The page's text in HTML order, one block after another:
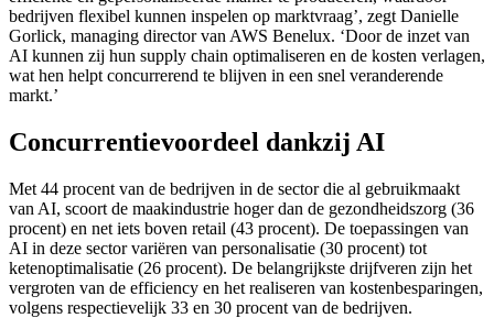
bedrijven flexibel kunnen inspelen op marktvraag’, zegt Danielle
Gorlick, managing director van AWS Benelux. ‘Door de inzet van
AI kunnen zij hun supply chain optimaliseren en de kosten verlagen,
wat hen helpt concurrerend te blijven in een snel veranderende
markt.’
Concurrentievoordeel dankzij AI
Met 44 procent van de bedrijven in de sector die al gebruikmaakt
van AI, scoort de maakindustrie hoger dan de gezondheidszorg (36
procent) en net iets boven retail (43 procent). De toepassingen van
AI in deze sector variëren van personalisatie (30 procent) tot
ketenoptimalisatie (26 procent). De belangrijkste drijfveren zijn het
vergroten van de efficiency en het realiseren van kostenbesparingen,
volgens respectievelijk 33 en 30 procent van de bedrijven.